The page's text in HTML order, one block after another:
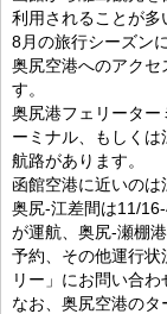
利用されることが多
8月の旅行シーズン
奥尻空港へのアク
す。
奥尻港フェリーター
ーミナル、もしく
航路があります。
函館空港に近いのは
奥尻-江差間は11/
が運航、奥尻-瀬棚
予約、その他運行状
リー」にお問い合わ
なお、奥尻空港の